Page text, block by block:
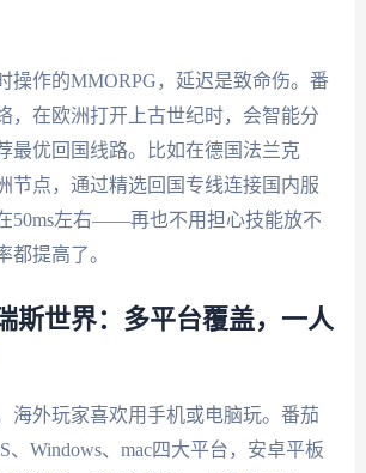
操作的MMORPG，延迟是致命伤。番
，在欧洲打开上古世纪时，会智能分
最优回国线路。比如在德国法兰克
节点，通过精选回国专线连接国内服
50ms左右——再也不用担心技能放不
都提高了。
斯世界：多平台覆盖，一人
海外玩家喜欢用手机或电脑玩。番茄
、Windows、mac四大平台，安卓平板